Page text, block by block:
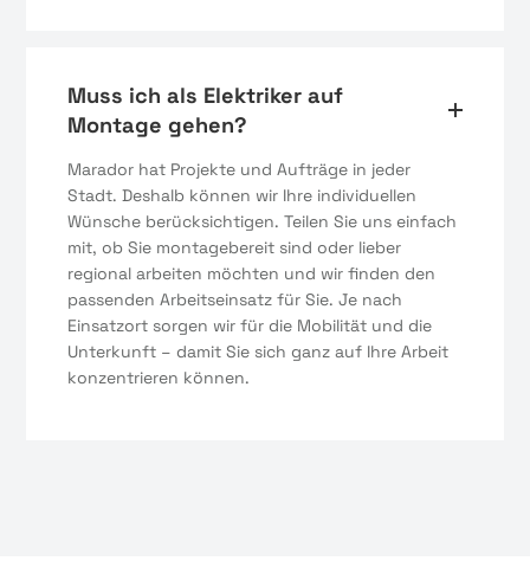
Muss ich als Elektriker auf
Montage gehen?
Marador hat Projekte und Aufträge in jeder
Stadt. Deshalb können wir Ihre individuellen
Wünsche berücksichtigen. Teilen Sie uns einfach
mit, ob Sie montagebereit sind oder lieber
regional arbeiten möchten und wir finden den
passenden Arbeitseinsatz für Sie. Je nach
Einsatzort sorgen wir für die Mobilität und die
Unterkunft – damit Sie sich ganz auf Ihre Arbeit
konzentrieren können.